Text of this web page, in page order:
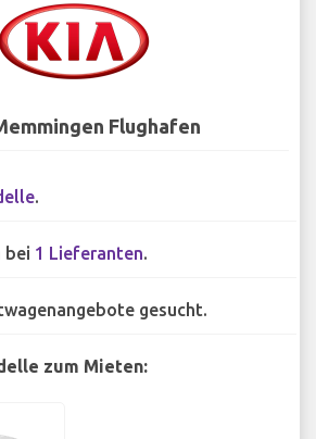
Flughafen
.
bei 1 Lieferanten.
gesucht.
zum Mieten: